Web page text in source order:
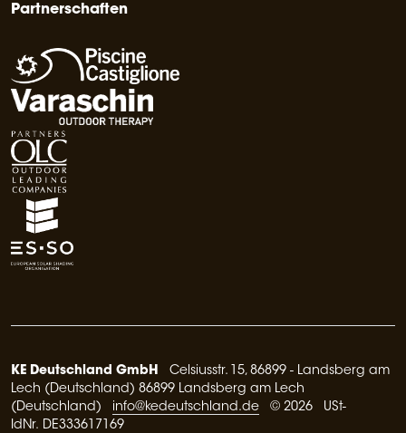
Partnerschaften
KE Deutschland GmbH Celsiusstr. 15, 86899 - Landsberg am
Lech (Deutschland) 86899 Landsberg am Lech
(Deutschland) info@kedeutschland.de © 2026 USt-
IdNr. DE333617169